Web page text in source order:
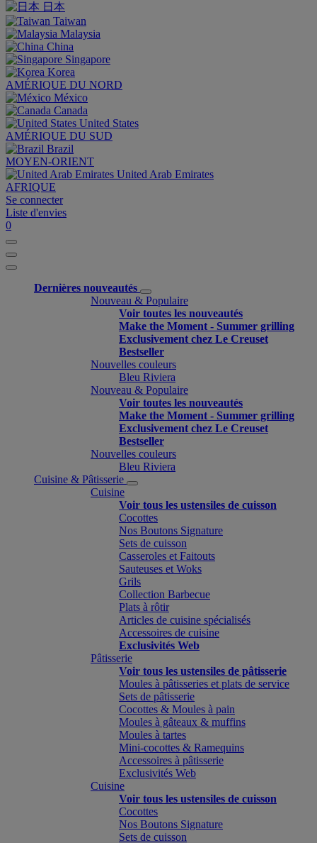
日本
Taiwan
Malaysia
China
Singapore
Korea
AMÉRIQUE DU NORD
México
Canada
United States
AMÉRIQUE DU SUD
Brazil
MOYEN-ORIENT
United Arab Emirates
AFRIQUE
Se connecter
Liste d'envies
0
Dernières nouveautés
Nouveau & Populaire
Voir toutes les nouveautés
Make the Moment - Summer grilling
Exclusivement chez Le Creuset
Bestseller
Nouvelles couleurs
Bleu Riviera
Nouveau & Populaire
Voir toutes les nouveautés
Make the Moment - Summer grilling
Exclusivement chez Le Creuset
Bestseller
Nouvelles couleurs
Bleu Riviera
Cuisine & Pâtisserie
Cuisine
Voir tous les ustensiles de cuisson
Cocottes
Nos Boutons Signature
Sets de cuisson
Casseroles et Faitouts
Sauteuses et Woks
Grils
Collection Barbecue
Plats à rôtir
Articles de cuisine spécialisés
Accessoires de cuisine
Exclusivités Web
Pâtisserie
Voir tous les ustensiles de pâtisserie
Moules à pâtisseries et plats de service
Sets de pâtisserie
Cocottes & Moules à pain
Moules à gâteaux & muffins
Moules à tartes
Mini-cocottes & Ramequins
Accessoires à pâtisserie
Exclusivités Web
Cuisine
Voir tous les ustensiles de cuisson
Cocottes
Nos Boutons Signature
Sets de cuisson